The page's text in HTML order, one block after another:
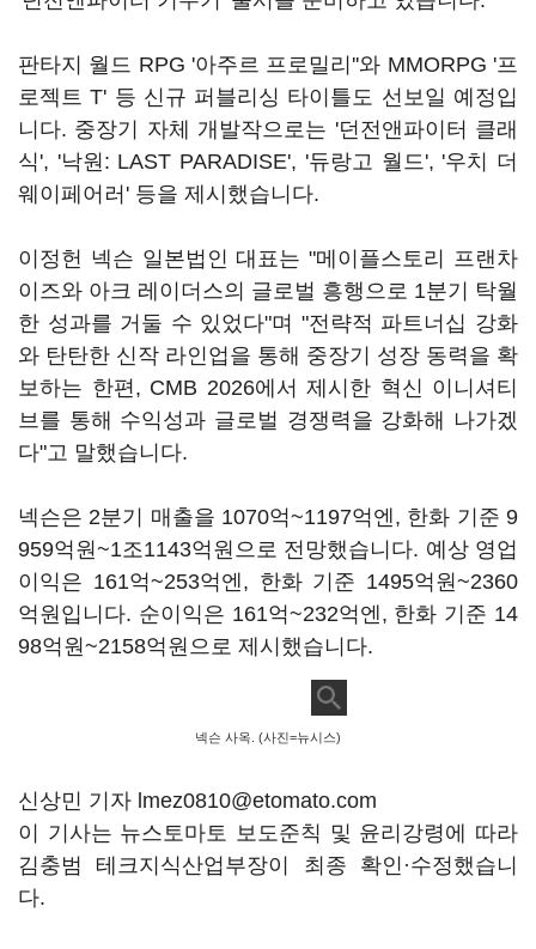
판타지 월드 RPG '아주르 프로밀리''와 MMORPG '프
로젝트 T' 등 신규 퍼블리싱 타이틀도 선보일 예정입
니다. 중장기 자체 개발작으로는 '던전앤파이터 클래
식', '낙원: LAST PARADISE', '듀랑고 월드', '우치 더
웨이페어러' 등을 제시했습니다.
이정헌 넥슨 일본법인 대표는 "메이플스토리 프랜차
이즈와 아크 레이더스의 글로벌 흥행으로 1분기 탁월
한 성과를 거둘 수 있었다"며 "전략적 파트너십 강화
와 탄탄한 신작 라인업을 통해 중장기 성장 동력을 확
보하는 한편, CMB 2026에서 제시한 혁신 이니셔티
브를 통해 수익성과 글로벌 경쟁력을 강화해 나가겠
다"고 말했습니다.
넥슨은 2분기 매출을 1070억~1197억엔, 한화 기준 9
959억원~1조1143억원으로 전망했습니다. 예상 영업
이익은 161억~253억엔, 한화 기준 1495억원~2360
억원입니다. 순이익은 161억~232억엔, 한화 기준 14
98억원~2158억원으로 제시했습니다.
넥슨 사옥. (사진=뉴시스)
신상민 기자 lmez0810@etomato.com
이 기사는 뉴스토마토 보도준칙 및 윤리강령에 따라
김충범 테크지식산업부장이 최종 확인·수정했습니
다.